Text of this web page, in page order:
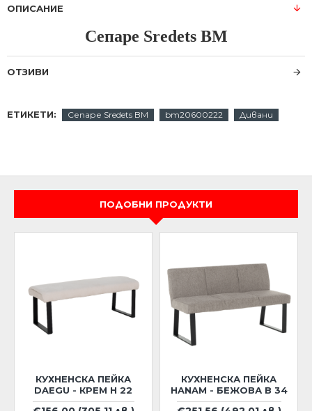
ОПИСАНИЕ
Сепаре Sredets BM
ОТЗИВИ
ЕТИКЕТИ: Сепаре Sredets BM bm20600222 Дивани
ПОДОБНИ ПРОДУКТИ
КУХНЕНСКА ПЕЙКА
DAEGU - КРЕМ Н 22
КУХНЕНСКА ПЕЙКА
HANAM - БЕЖОВА B 34